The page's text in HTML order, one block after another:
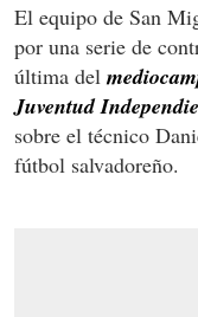
El equipo de San
por una serie de
última del
Juventud
sobre el técnico
fútbol salvadoreño.